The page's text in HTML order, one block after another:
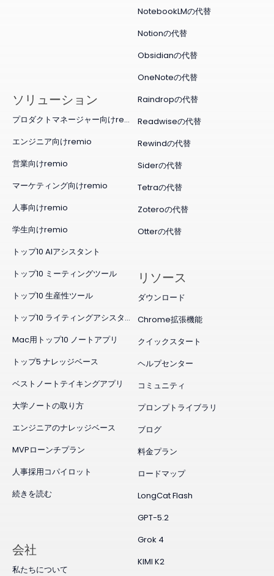
NotebookLMの代替
Notionの代替
Obsidianの代替
OneNoteの代替
Raindropの代替
Readwiseの代替
Rewindの代替
Siderの代替
Tetraの代替
Zoteroの代替
Otterの代替
ソリューション
プロダクトマネージャー向けremio
エンジニア向けremio
営業向けremio
マーケティング向けremio
人事向けremio
学生向けremio
トップ10 AIアシスタント
トップ10 ミーティングツール
トップ10 生産性ツール
トップ10 ライティングアシスタント
Mac用トップ10 ノートアプリ
トップ5 ナレッジベース
ベストノートテイキングアプリ
大学ノートの取り方
エンジニアのナレッジベース
MVPローンチプラン
人事採用コパイロット
続きを読む
リソース
ダウンロード
Chrome拡張機能
クイックスタート
ヘルプセンター
コミュニティ
プロンプトライブラリ
ブログ
料金プラン
ロードマップ
LongCat Flash
GPT-5.2
Grok 4
KIMI K2
会社
私たちについて